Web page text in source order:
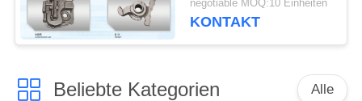
negotiable MOQ:10 Einheiten
KONTAKT
Beliebte Kategorien Alle